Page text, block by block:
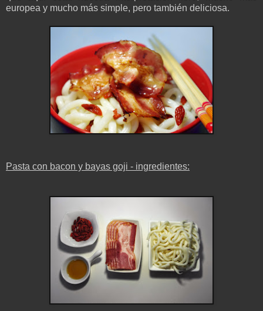
europea y mucho más simple, pero también deliciosa.
Pasta con bacon y bayas goji - ingredientes: